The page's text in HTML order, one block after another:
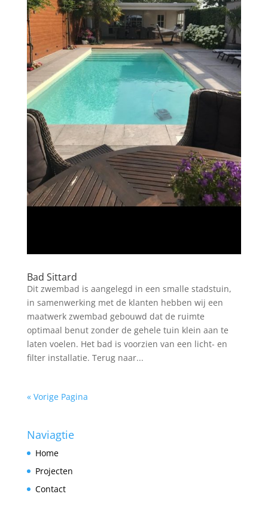
Bad Sittard
Dit zwembad is aangelegd in een smalle stadstuin,
in samenwerking met de klanten hebben wij een
maatwerk zwembad gebouwd dat de ruimte
optimaal benut zonder de gehele tuin klein aan te
laten voelen. Het bad is voorzien van een licht- en
filter installatie. Terug naar...
« Vorige Pagina
Naviagtie
Home
Projecten
Contact